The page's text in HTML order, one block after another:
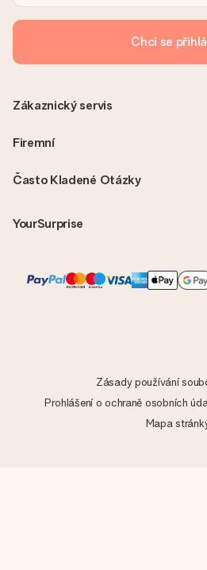
příjemci, což je opravdovým
Chci se
Často Kladené Otázky
YourSurprise
Zákaznický servis
Firemní
Zásady používání
Prohlášení o ochraně osobních
Mapa